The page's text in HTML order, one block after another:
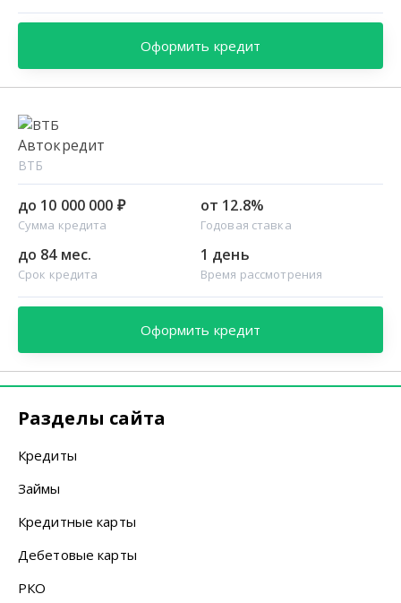
Оформить кредит
Автокредит
ВТБ
до 10 000 000 ₽
Сумма кредита
от 12.8%
Годовая ставка
до 84 мес.
Срок кредита
1 день
Время рассмотрения
Оформить кредит
Разделы сайта
Кредиты
Займы
Кредитные карты
Дебетовые карты
РКО